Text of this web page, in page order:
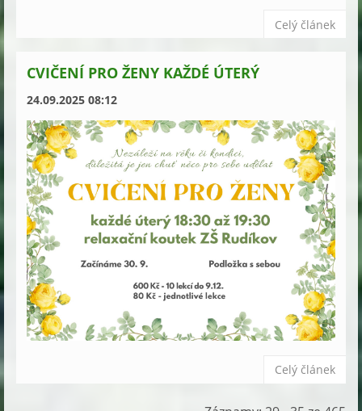
Celý článek
CVIČENÍ PRO ŽENY KAŽDÉ ÚTERÝ
24.09.2025 08:12
Celý článek